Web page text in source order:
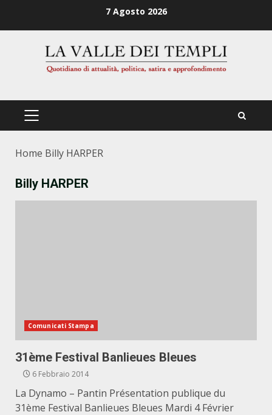
7 Agosto 2026
PRIMÄRES
Home Billy HARPER
Billy HARPER
Comunicati Stampa
31ème Festival Banlieues Bleues
6 Febbraio 2014
La Dynamo – Pantin Présentation publique du
31ème Festival Banlieues Bleues Mardi 4 Février